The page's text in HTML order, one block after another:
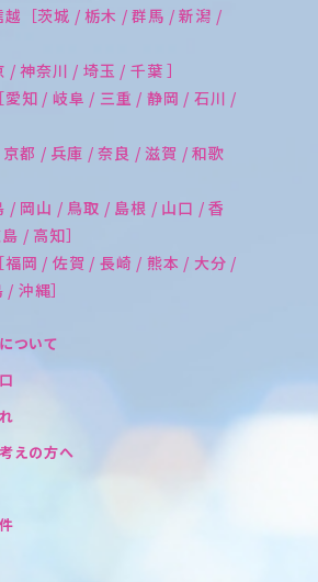
越［茨城 / 栃木 / 群馬 / 新潟 /
/ 神奈川 / 埼玉 / 千葉 ］
愛知 / 岐阜 / 三重 / 静岡 / 石川 /
都 / 兵庫 / 奈良 / 滋賀 / 和歌
/ 岡山 / 鳥取 / 島根 / 山口 / 香
/ 高知］
福岡 / 佐賀 / 長崎 / 熊本 / 大分 /
沖縄］
ついて
えの方へ